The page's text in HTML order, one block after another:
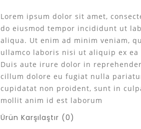
Lorem ipsum dolor sit amet,
do eiusmod tempor incididunt ut
aliqua. Ut enim ad minim veniam,
ullamco laboris nisi ut aliquip ex ea
Duis aute irure dolor in
cillum dolore eu fugiat nulla
cupidatat non proident, sunt in
mollit anim id est laborum
Ürün Karşılaştır (0)